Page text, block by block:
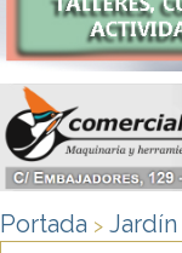
Portada > Jardín